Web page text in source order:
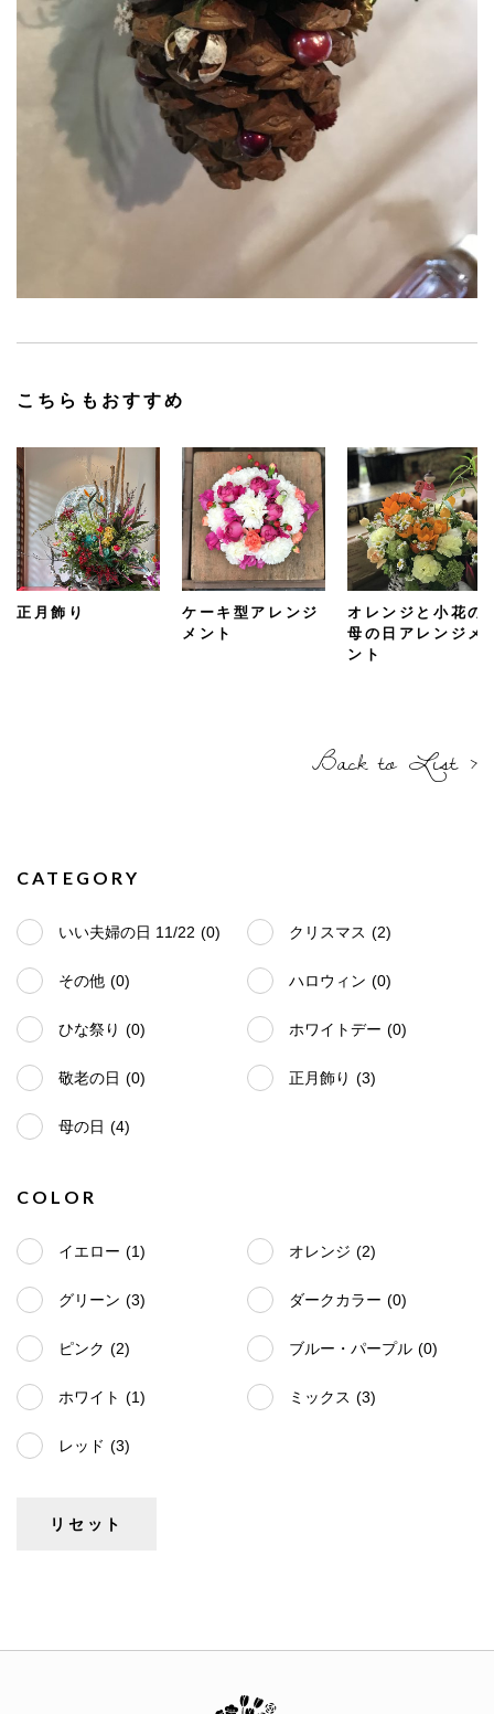
こちらもおすすめ
正月飾り
ケーキ型アレンジ
メント
オレンジと小花の
母の日アレンジメ
ント
Back to List ›
CATEGORY
いい夫婦の日 11/22 (0) クリスマス (2)
その他 (0) ハロウィン (0)
ひな祭り (0) ホワイトデー (0)
敬老の日 (0) 正月飾り (3)
母の日 (4)
COLOR
イエロー (1) オレンジ (2)
グリーン (3) ダークカラー (0)
ピンク (2) ブルー・パープル (0)
ホワイト (1) ミックス (3)
レッド (3)